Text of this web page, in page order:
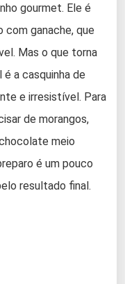
gourmet. Ele é
com ganache, que
Mas o que torna
a casquinha de
e irresistível. Para
de morangos,
meio
é um pouco
resultado final.